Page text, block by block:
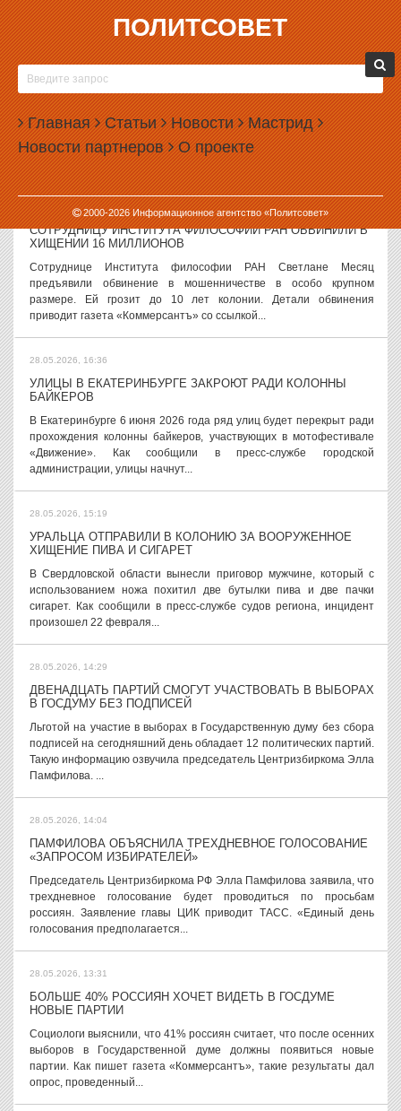
ПОЛИТСОВЕТ
Главная Статьи Новости Мастрид
Новости партнеров О проекте
2000-2026Информационное агентство «Политсовет»
28.05.2026, 17:57
В РОССИИ РЕШИЛИ НЕ ВВОДИТЬ ЛИМИТ НА ПЯТЬ КАРТ В
ОДНОМ БАНКЕ
Комитет Государственной думы по информационной политике
исключил поправку о введении лимита на пять карт в одном банке.
Такая поправка входила во второй антимошеннический
законопроект....
28.05.2026, 17:22
СОТРУДНИЦУ ИНСТИТУТА ФИЛОСОФИИ РАН ОБВИНИЛИ В
ХИЩЕНИИ 16 МИЛЛИОНОВ
Сотруднице Института философии РАН Светлане Месяц
предъявили обвинение в мошенничестве в особо крупном
размере. Ей грозит до 10 лет колонии. Детали обвинения
приводит газета «Коммерсантъ» со ссылкой...
28.05.2026, 16:36
УЛИЦЫ В ЕКАТЕРИНБУРГЕ ЗАКРОЮТ РАДИ КОЛОННЫ
БАЙКЕРОВ
В Екатеринбурге 6 июня 2026 года ряд улиц будет перекрыт ради
прохождения колонны байкеров, участвующих в мотофестивале
«Движение». Как сообщили в пресс-службе городской
администрации, улицы начнут...
28.05.2026, 15:19
УРАЛЬЦА ОТПРАВИЛИ В КОЛОНИЮ ЗА ВООРУЖЕННОЕ
ХИЩЕНИЕ ПИВА И СИГАРЕТ
В Свердловской области вынесли приговор мужчине, который с
использованием ножа похитил две бутылки пива и две пачки
сигарет. Как сообщили в пресс-службе судов региона, инцидент
произошел 22 февраля...
28.05.2026, 14:29
ДВЕНАДЦАТЬ ПАРТИЙ СМОГУТ УЧАСТВОВАТЬ В ВЫБОРАХ
В ГОСДУМУ БЕЗ ПОДПИСЕЙ
Льготой на участие в выборах в Государственную думу без сбора
подписей на сегодняшний день обладает 12 политических партий.
Такую информацию озвучила председатель Центризбиркома Элла
Памфилова. ...
28.05.2026, 14:04
ПАМФИЛОВА ОБЪЯСНИЛА ТРЕХДНЕВНОЕ ГОЛОСОВАНИЕ
«ЗАПРОСОМ ИЗБИРАТЕЛЕЙ»
Председатель Центризбиркома РФ Элла Памфилова заявила, что
трехдневное голосование будет проводиться по просьбам
россиян. Заявление главы ЦИК приводит ТАСС. «Единый день
голосования предполагается...
28.05.2026, 13:31
БОЛЬШЕ 40% РОССИЯН ХОЧЕТ ВИДЕТЬ В ГОСДУМЕ
НОВЫЕ ПАРТИИ
Социологи выяснили, что 41% россиян считает, что после осенних
выборов в Государственной думе должны появиться новые
партии. Как пишет газета «Коммерсантъ», такие результаты дал
опрос, проведенный...